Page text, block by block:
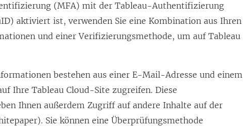
(MFA) mit der Tableau-Authentifizierung
aktiviert ist, verwenden Sie eine Kombination aus Ihren
und einer Verifizierungsmethode, um aufTableau
bestehen aus einer E-Mail-Adresse und einem
IhreTableau Cloud-Site zugreifen. Diese
Ihnen außerdem Zugriff auf andere Inhalte auf der
Sie können eine Überprüfungsmethode